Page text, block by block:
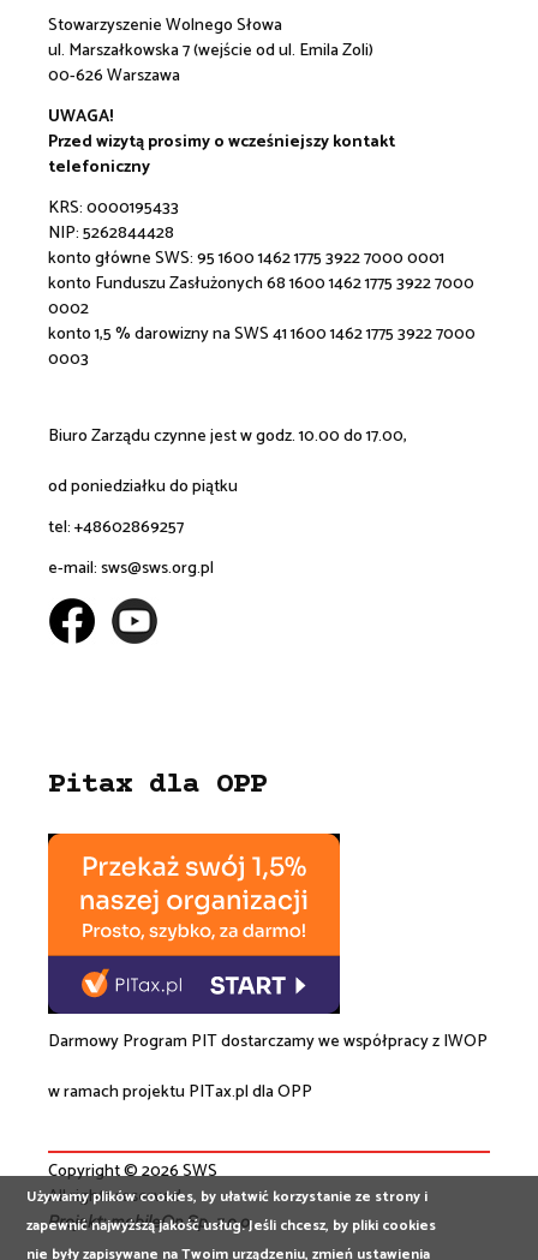
Stowarzyszenie Wolnego Słowa
ul. Marszałkowska 7 (wejście od ul. Emila Zoli)
00-626 Warszawa
UWAGA!
Przed wizytą prosimy o wcześniejszy kontakt
telefoniczny
KRS: 0000195433
NIP: 5262844428
konto główne SWS:95 1600 1462 1775 3922 7000 0001
konto Funduszu Zasłużonych 68 1600 1462 1775 3922 7000
0002
konto 1,5 % darowizny na SWS 41 1600 1462 1775 3922 7000
0003
Biuro Zarządu czynne jest w godz. 10.00 do 17.00,
od poniedziałku do piątku
tel: +48602869257
e-mail:sws@sws.org.pl
Pitax dla OPP
Darmowy Program PIT dostarczamy we współpracy zIWOP
w ramach projektu PITax.pldla OPP
Copyright © 2026 SWS
All rights reserved
Projekt:mobileOn Sp. z o.o.
Używamy plików cookies, by ułatwić korzystanie ze strony i
zapewnić najwyższą jakość usług. Jeśli chcesz, by pliki cookies
nie były zapisywane na Twoim urządzeniu, zmień ustawienia